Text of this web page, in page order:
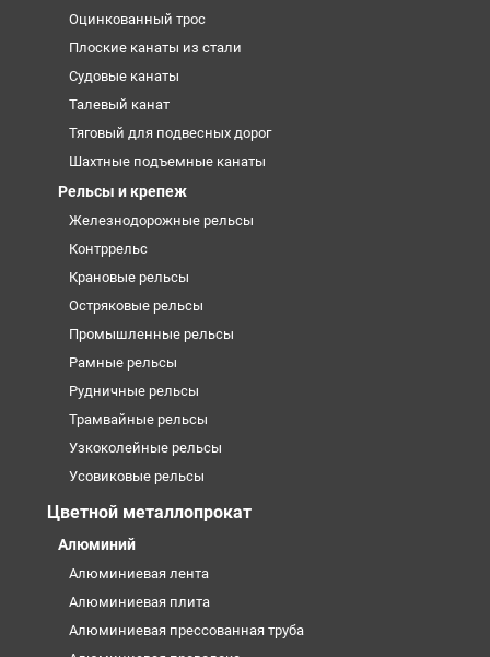
Оцинкованный трос
Плоские канаты из стали
Судовые канаты
Талевый канат
Тяговый для подвесных дорог
Шахтные подъемные канаты
Рельсы и крепеж
Железнодорожные рельсы
Контррельс
Крановые рельсы
Остряковые рельсы
Промышленные рельсы
Рамные рельсы
Рудничные рельсы
Трамвайные рельсы
Узкоколейные рельсы
Усовиковые рельсы
Цветной металлопрокат
Алюминий
Алюминиевая лента
Алюминиевая плита
Алюминиевая прессованная труба